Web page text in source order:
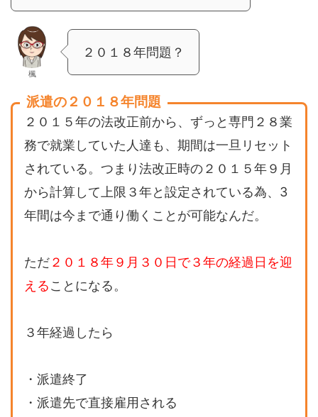
楓
２０１８年問題？
派遣の２０１８年問題
２０１５年の法改正前から、ずっと専門２８業
務で就業していた人達も、期間は一旦リセット
されている。つまり法改正時の２０１５年９月
から計算して上限３年と設定されている為、3
年間は今まで通り働くことが可能なんだ。
ただ２０１８年９月３０日で３年の経過日を迎
えることになる。
３年経過したら
・派遣終了
・派遣先で直接雇用される